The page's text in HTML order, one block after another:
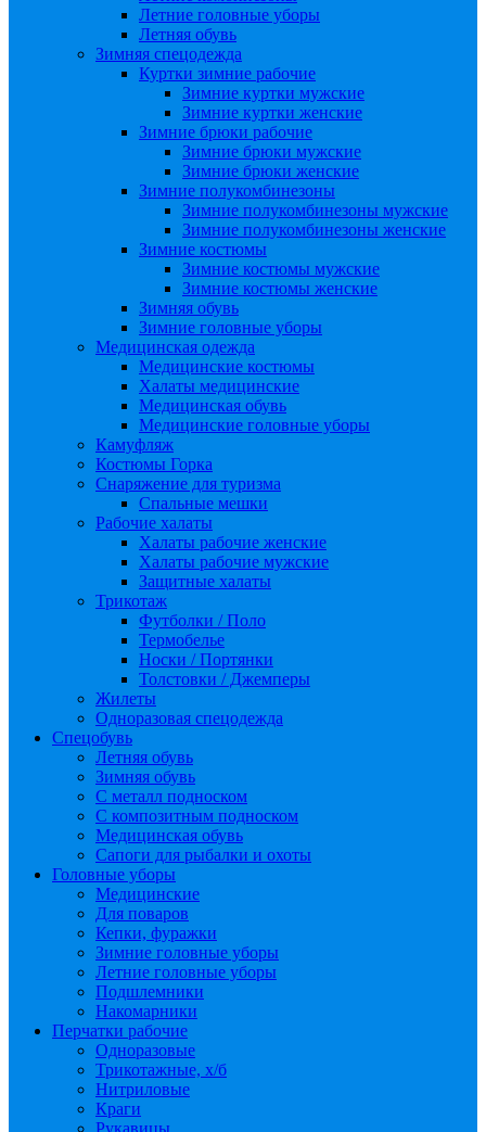
Летние головные уборы
Летняя обувь
Зимняя спецодежда
Куртки зимние рабочие
Зимние куртки мужские
Зимние куртки женские
Зимние брюки рабочие
Зимние брюки мужские
Зимние брюки женские
Зимние полукомбинезоны
Зимние полукомбинезоны мужские
Зимние полукомбинезоны женские
Зимние костюмы
Зимние костюмы мужские
Зимние костюмы женские
Зимняя обувь
Зимние головные уборы
Медицинская одежда
Медицинские костюмы
Халаты медицинские
Медицинская обувь
Медицинские головные уборы
Камуфляж
Костюмы Горка
Снаряжение для туризма
Спальные мешки
Рабочие халаты
Халаты рабочие женские
Халаты рабочие мужские
Защитные халаты
Трикотаж
Футболки / Поло
Термобелье
Носки / Портянки
Толстовки / Джемперы
Жилеты
Одноразовая спецодежда
Спецобувь
Летняя обувь
Зимняя обувь
С металл подноском
С композитным подноском
Медицинская обувь
Сапоги для рыбалки и охоты
Головные уборы
Медицинские
Для поваров
Кепки, фуражки
Зимние головные уборы
Летние головные уборы
Подшлемники
Накомарники
Перчатки рабочие
Одноразовые
Трикотажные, х/б
Нитриловые
Краги
Рукавицы